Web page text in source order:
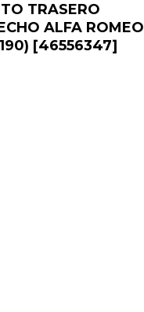
TRASERO
ALFA ROMEO
[46556347]